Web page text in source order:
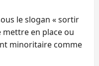
le slogan « sortir
mettre en place ou
minoritaire comme